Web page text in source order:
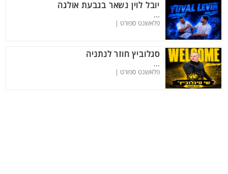
יובל לוין נשאר בגבעת אולגה
...
פלאשנט ספורט |
סגלוביץ חוזר לנתניה
...
פלאשנט ספורט |